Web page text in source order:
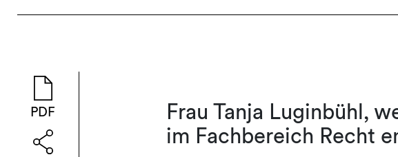
PDF
Frau Tanja Luginbühl,
im Fachbereich Recht